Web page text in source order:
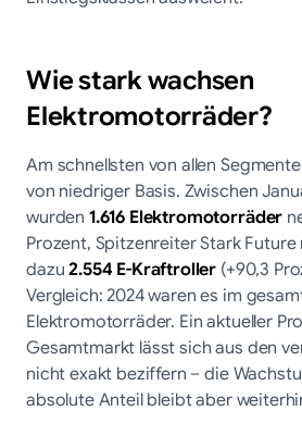
Wie stark wachsen
Elektromotorräder?
Am schnellsten von allen
von niedriger Basis. Zwischen
wurden1.616 Elektromotorräder
Prozent, Spitzenreiter Stark Future
dazu2.554 E-Kraftroller(+90,3
Vergleich: 2024 waren es im
Elektromotorräder. Ein aktueller
Gesamtmarkt lässt sich aus den
nicht exakt beziffern – die
absolute Anteil bleibt aber